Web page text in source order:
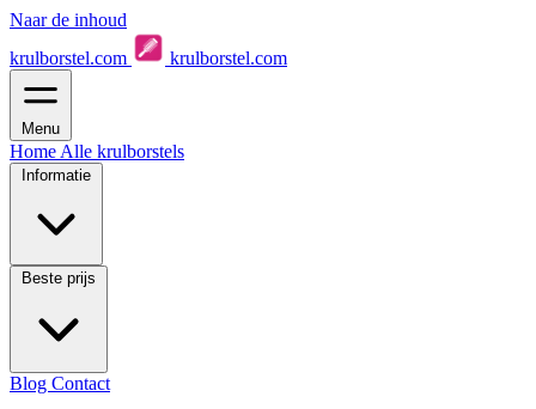
Naar de inhoud
krulborstel.com
krulborstel.com
Menu
Home Alle krulborstels
Informatie
Beste prijs
Blog Contact